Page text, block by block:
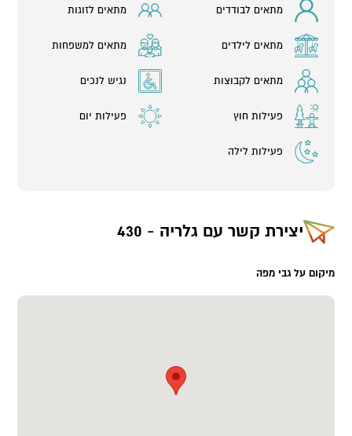
מתאים לבודדים מתאים לזוגות
מתאים לילדים מתאים למשפחות
מתאים לקבוצות נגיש לנכים
פעילות חוץ פעילות יום
פעילות לילה
יצירת קשר עם גלריה - 430
מיקום על גבי מפה